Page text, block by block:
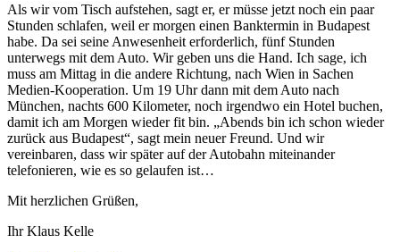
Als wir vom Tisch aufstehen, sagt er, er müsse jetzt noch ein paar
Stunden schlafen, weil er morgen einen Banktermin in Budapest
habe. Da sei seine Anwesenheit erforderlich, fünf Stunden
unterwegs mit dem Auto. Wir geben uns die Hand. Ich sage, ich
muss am Mittag in die andere Richtung, nach Wien in Sachen
Medien-Kooperation. Um 19 Uhr dann mit dem Auto nach
München, nachts 600 Kilometer, noch irgendwo ein Hotel buchen,
damit ich am Morgen wieder fit bin. „Abends bin ich schon wieder
zurück aus Budapest“, sagt mein neuer Freund. Und wir
vereinbaren, dass wir später auf der Autobahn miteinander
telefonieren, wie es so gelaufen ist…
Mit herzlichen Grüßen,
Ihr Klaus Kelle